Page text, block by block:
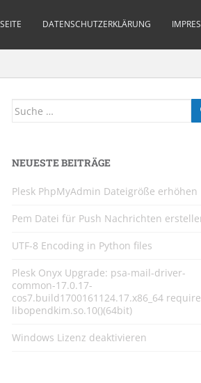
DATENSCHUTZERKLÄRUNG
Suche
NEUESTE BEITRÄGE
Plesk PhpMyAdmin Dateigröße erhöhen
Pem Datei für Push Nachrichten
UTF-8 Encoding in Python files
Plesk Onyx Upgrade: psa-mail-driver-
common-17.0.17-
cos7.build1700161124.17.x86_64
libopendkim.so.10()(64bit)
Windows Lizenz deaktivieren